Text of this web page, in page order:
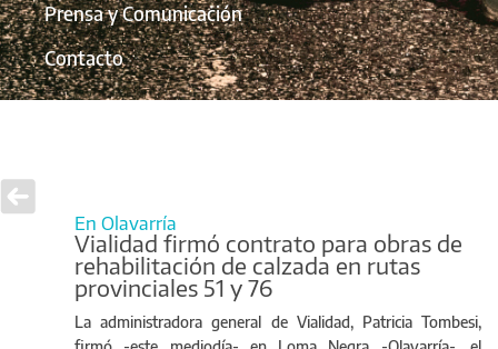
Prensa y Comunicación
Contacto
En Olavarría
Vialidad firmó contrato para obras de
rehabilitación de calzada en rutas
provinciales 51 y 76
La administradora general de Vialidad, Patricia Tombesi,